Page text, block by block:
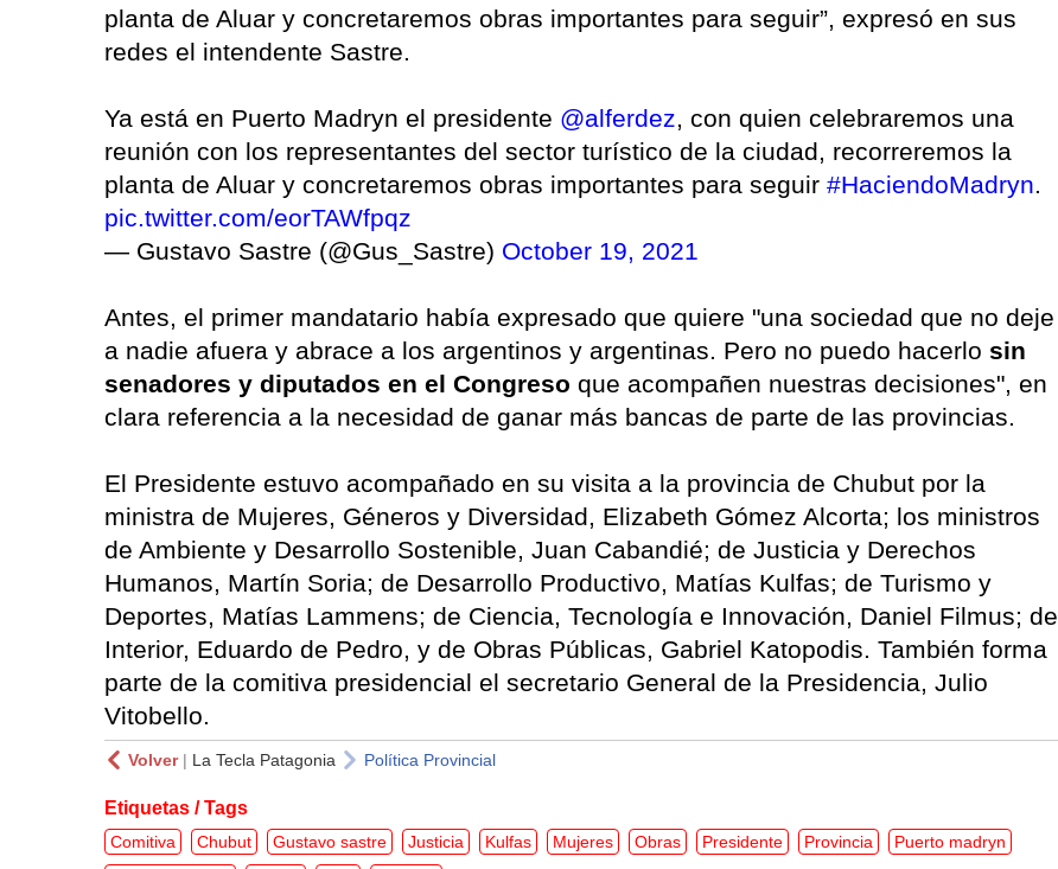
planta de Aluar y concretaremos obras importantes para seguir”, expresó en sus
redes el intendente Sastre.
Ya está en Puerto Madryn el presidente @alferdez, con quien celebraremos una
reunión con los representantes del sector turístico de la ciudad, recorreremos la
planta de Aluar y concretaremos obras importantes para seguir #HaciendoMadryn.
pic.twitter.com/eorTAWfpqz
— Gustavo Sastre (@Gus_Sastre) October 19, 2021
Antes, el primer mandatario había expresado que quiere "una sociedad que no deje
a nadie afuera y abrace a los argentinos y argentinas. Pero no puedo hacerlo sin
senadores y diputados en el Congreso que acompañen nuestras decisiones", en
clara referencia a la necesidad de ganar más bancas de parte de las provincias.
El Presidente estuvo acompañado en su visita a la provincia de Chubut por la
ministra de Mujeres, Géneros y Diversidad, Elizabeth Gómez Alcorta; los ministros
de Ambiente y Desarrollo Sostenible, Juan Cabandié; de Justicia y Derechos
Humanos, Martín Soria; de Desarrollo Productivo, Matías Kulfas; de Turismo y
Deportes, Matías Lammens; de Ciencia, Tecnología e Innovación, Daniel Filmus; de
Interior, Eduardo de Pedro, y de Obras Públicas, Gabriel Katopodis. También forma
parte de la comitiva presidencial el secretario General de la Presidencia, Julio
Vitobello.
Volver| La Tecla Patagonia Política Provincial
Etiquetas / Tags
Comitiva Chubut Gustavo sastre Justicia Kulfas Mujeres Obras Presidente Provincia
Puerto madryn